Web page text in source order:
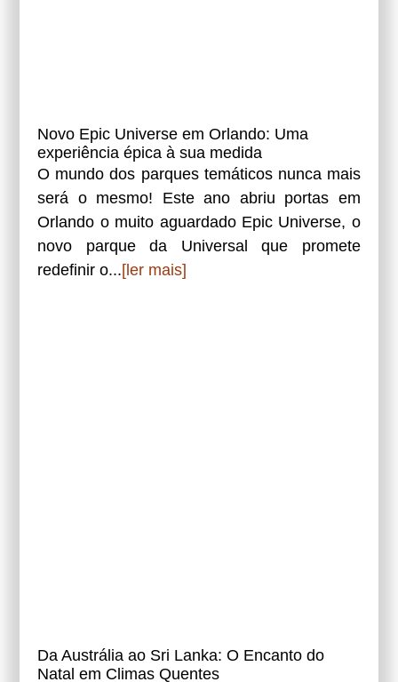
Novo Epic Universe em Orlando: Uma
experiência épica à sua medida
O mundo dos parques temáticos nunca mais
será o mesmo! Este ano abriu portas em
Orlando o muito aguardado Epic Universe, o
novo parque da Universal que promete
redefinir o...[ler mais]
Da Austrália ao Sri Lanka: O Encanto do
Natal em Climas Quentes